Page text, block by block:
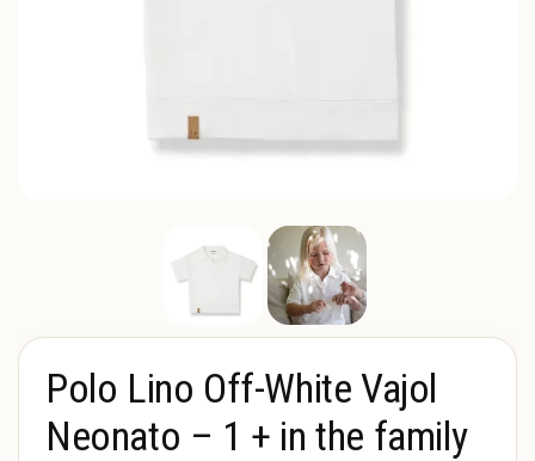
Polo Lino Off-White Vajol
Neonato – 1 + in the family